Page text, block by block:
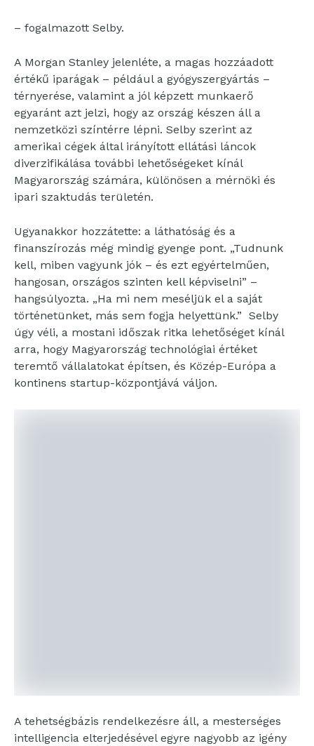
– fogalmazott Selby.
A Morgan Stanley jelenléte, a magas hozzáadott
értékű iparágak – például a gyógyszergyártás –
térnyerése, valamint a jól képzett munkaerő
egyaránt azt jelzi, hogy az ország készen áll a
nemzetközi színtérre lépni. Selby szerint az
amerikai cégek által irányított ellátási láncok
diverzifikálása további lehetőségeket kínál
Magyarország számára, különösen a mérnöki és
ipari szaktudás területén.
Ugyanakkor hozzátette: a láthatóság és a
finanszírozás még mindig gyenge pont. „Tudnunk
kell, miben vagyunk jók – és ezt egyértelműen,
hangosan, országos szinten kell képviselni” –
hangsúlyozta. „Ha mi nem meséljük el a saját
történetünket, más sem fogja helyettünk.” Selby
úgy véli, a mostani időszak ritka lehetőséget kínál
arra, hogy Magyarország technológiai értéket
teremtő vállalatokat építsen, és Közép-Európa a
kontinens startup-központjává váljon.
A tehetségbázis rendelkezésre áll, a mesterséges
intelligencia elterjedésével egyre nagyobb az igény